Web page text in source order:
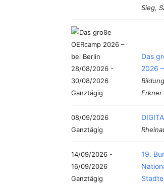
Sieg,
28/08/2026 -
30/08/2026
Ganztägig
Das
2026
Erkner
08/09/2026
Ganztägig
14/09/2026 -
16/09/2026
Ganztägig
19.